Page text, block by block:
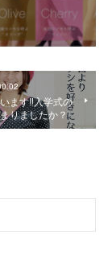
ます‼入学式の
りましたか？